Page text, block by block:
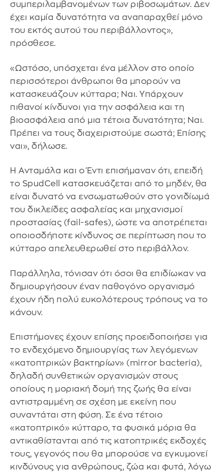
συμπεριλαμβανομένων των ριβοσωμάτων. Δεν
έχει καμία δυνατότητα να αναπαραχθεί μόνο
του εκτός αυτού του περιβάλλοντος»,
πρόσθεσε.
«Ωστόσο, υπόσχεται ένα μέλλον στο οποίο
περισσότεροι άνθρωποι θα μπορούν να
κατασκευάζουν κύτταρα; Ναι. Υπάρχουν
πιθανοί κίνδυνοι για την ασφάλεια και τη
βιοασφάλεια από μια τέτοια δυνατότητα; Ναι.
Πρέπει να τους διαχειριστούμε σωστά; Επίσης
ναι», δήλωσε.
Η Ανταμάλα και ο Έντι επισήμαναν ότι, επειδή
το SpudCell κατασκευάζεται από το μηδέν, θα
είναι δυνατό να ενσωματωθούν στο γονιδίωμά
του δικλείδες ασφαλείας και μηχανισμοί
προστασίας (fail-safes), ώστε να αποτρέπεται
οποιοσδήποτε κίνδυνος σε περίπτωση που το
κύτταρο απελευθερωθεί στο περιβάλλον.
Παράλληλα, τόνισαν ότι όσοι θα επιδίωκαν να
δημιουργήσουν έναν παθογόνο οργανισμό
έχουν ήδη πολύ ευκολότερους τρόπους να το
κάνουν.
Επιστήμονες έχουν επίσης προειδοποιήσει για
το ενδεχόμενο δημιουργίας των λεγόμενων
«κατοπτρικών βακτηρίων» (mirror bacteria),
δηλαδή συνθετικών οργανισμών στους
οποίους η μοριακή δομή της ζωής θα είναι
αντιστραμμένη σε σχέση με εκείνη που
συναντάται στη φύση. Σε ένα τέτοιο
«κατοπτρικό» κύτταρο, τα φυσικά μόρια θα
αντικαθίστανται από τις κατοπτρικές εκδοχές
τους, γεγονός που θα μπορούσε να εγκυμονεί
κινδύνους για ανθρώπους, ζώα και φυτά, λόγω